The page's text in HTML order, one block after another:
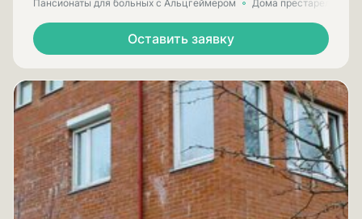
Пансионаты для больных с Альцгеймером Дома престарелых
Оставить заявку